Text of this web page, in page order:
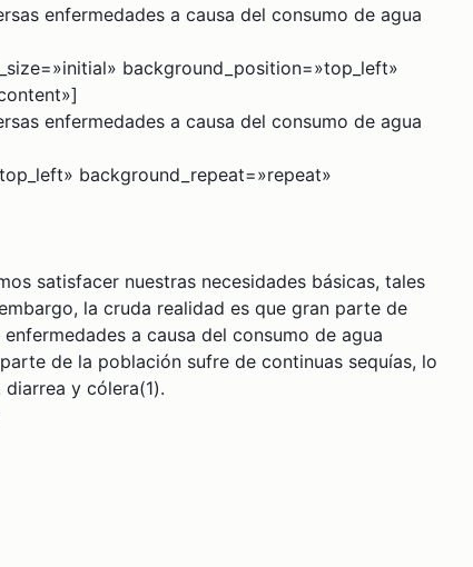
enfermedades a causa del consumo de agua
background_position=»top_left»
enfermedades a causa del consumo de agua
background_repeat=»repeat»
satisfacer nuestras necesidades básicas, tales
la cruda realidad es que gran parte de
a causa del consumo de agua
de la población sufre de continuas sequías, lo
y cólera(1).